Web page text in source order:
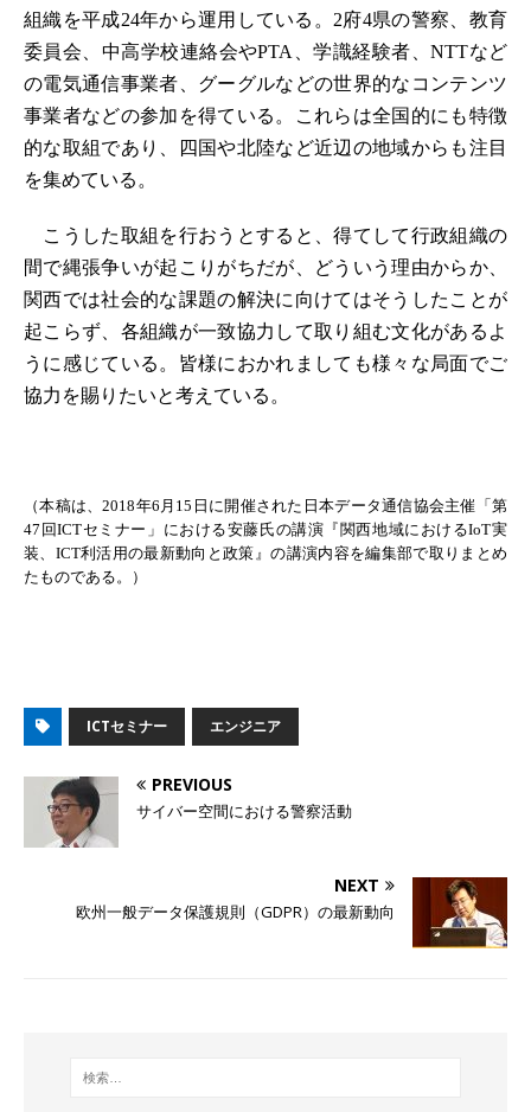
組織を平成24年から運用している。2府4県の警察、教育
委員会、中高学校連絡会やPTA、学識経験者、NTTなど
の電気通信事業者、グーグルなどの世界的なコンテンツ
事業者などの参加を得ている。これらは全国的にも特徴
的な取組であり、四国や北陸など近辺の地域からも注目
を集めている。
こうした取組を行おうとすると、得てして行政組織の
間で縄張争いが起こりがちだが、どういう理由からか、
関西では社会的な課題の解決に向けてはそうしたことが
起こらず、各組織が一致協力して取り組む文化があるよ
うに感じている。皆様におかれましても様々な局面でご
協力を賜りたいと考えている。
（本稿は、2018年6月15日に開催された日本データ通信協会主催「第
47回ICTセミナー」における安藤氏の講演『関西地域におけるIoT実
装、ICT利活用の最新動向と政策』の講演内容を編集部で取りまとめ
たものである。）
ICTセミナー エンジニア
PREVIOUS
サイバー空間における警察活動
NEXT
欧州一般データ保護規則（GDPR）の最新動向